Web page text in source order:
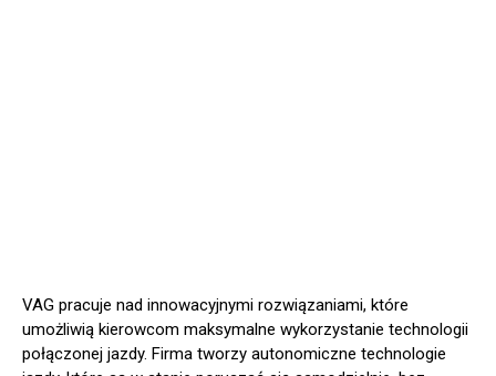
VAG pracuje nad innowacyjnymi rozwiązaniami, które
umożliwią kierowcom maksymalne wykorzystanie technologii
połączonej jazdy. Firma tworzy autonomiczne technologie